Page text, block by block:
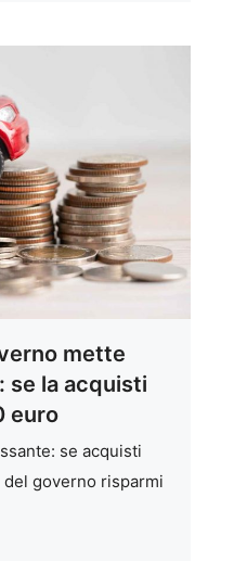
mette
se la acquisti
euro
se acquisti
del governo risparmi